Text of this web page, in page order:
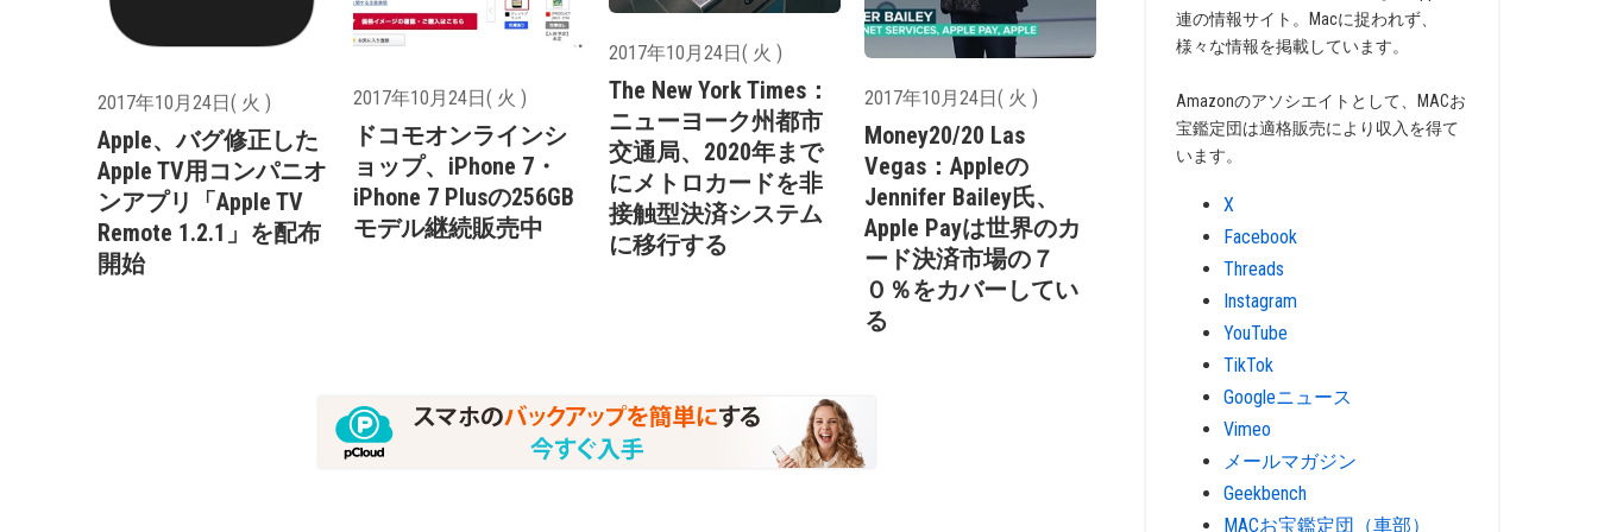
2017年10月24日( 火 )
Apple、バグ修正した
Apple TV用コンパニオ
ンアプリ「Apple TV
Remote 1.2.1」を配布
開始
2017年10月24日( 火 )
ドコモオンラインシ
ョップ、iPhone 7・
iPhone 7 Plusの256GB
モデル継続販売中
2017年10月24日( 火 )
The New York Times：
ニューヨーク州都市
交通局、2020年まで
にメトロカードを非
接触型決済システム
に移行する
2017年10月24日( 火 )
Money20/20 Las
Vegas：Appleの
Jennifer Bailey氏、
Apple Payは世界のカ
ード決済市場の７
０％をカバーしてい
る
連の情報サイト。Macに捉われず、
様々な情報を掲載しています。
Amazonのアソシエイトとして、MACお
宝鑑定団は適格販売により収入を得て
います。
X
Facebook
Threads
Instagram
YouTube
TikTok
Googleニュース
Vimeo
メールマガジン
Geekbench
MACお宝鑑定団（車部）